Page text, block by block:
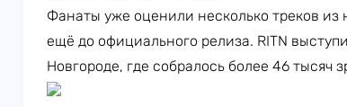
Фанаты уже оценили несколько треков из
ещё до официального релиза. RITN
Новгороде, где собралось более 46 тысяч